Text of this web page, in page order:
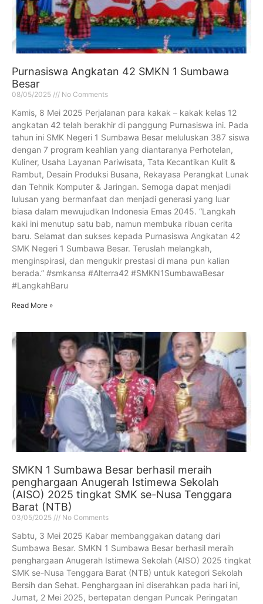
Purnasiswa Angkatan 42 SMKN 1 Sumbawa
Besar
08/05/2025 No Comments
Kamis, 8 Mei 2025 Perjalanan para kakak – kakak kelas 12
angkatan 42 telah berakhir di panggung Purnasiswa ini. Pada
tahun ini SMK Negeri 1 Sumbawa Besar meluluskan 387 siswa
dengan 7 program keahlian yang diantaranya Perhotelan,
Kuliner, Usaha Layanan Pariwisata, Tata Kecantikan Kulit &
Rambut, Desain Produksi Busana, Rekayasa Perangkat Lunak
dan Tehnik Komputer & Jaringan. Semoga dapat menjadi
lulusan yang bermanfaat dan menjadi generasi yang luar
biasa dalam mewujudkan Indonesia Emas 2045. “Langkah
kaki ini menutup satu bab, namun membuka ribuan cerita
baru. Selamat dan sukses kepada Purnasiswa Angkatan 42
SMK Negeri 1 Sumbawa Besar. Teruslah melangkah,
menginspirasi, dan mengukir prestasi di mana pun kalian
berada.” #smkansa #Alterra42 #SMKN1SumbawaBesar
#LangkahBaru
Read More »
SMKN 1 Sumbawa Besar berhasil meraih
penghargaan Anugerah Istimewa Sekolah
(AISO) 2025 tingkat SMK se-Nusa Tenggara
Barat (NTB)
03/05/2025 No Comments
Sabtu, 3 Mei 2025 Kabar membanggakan datang dari
Sumbawa Besar. SMKN 1 Sumbawa Besar berhasil meraih
penghargaan Anugerah Istimewa Sekolah (AISO) 2025 tingkat
SMK se-Nusa Tenggara Barat (NTB) untuk kategori Sekolah
Bersih dan Sehat. Penghargaan ini diserahkan pada hari ini,
Jumat, 2 Mei 2025, bertepatan dengan Puncak Peringatan